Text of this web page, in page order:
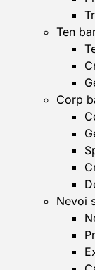
Ten
Corp
Nevoi